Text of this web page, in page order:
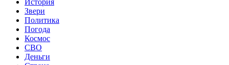
Звери
Политика
Погода
Космос
СВО
Деньги